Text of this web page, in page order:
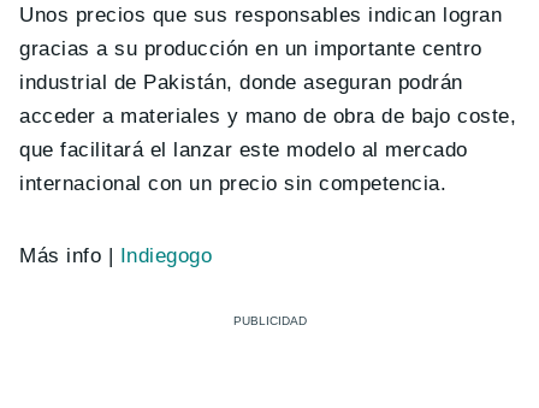
Unos precios que sus responsables indican logran
gracias a su producción en un importante centro
industrial de Pakistán, donde aseguran podrán
acceder a materiales y mano de obra de bajo coste,
que facilitará el lanzar este modelo al mercado
internacional con un precio sin competencia.
Más info | Indiegogo